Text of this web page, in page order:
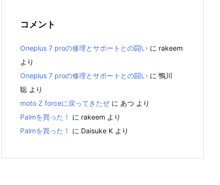
コメント
Oneplus 7 proの修理とサポートとの闘い に rakeem
より
Oneplus 7 proの修理とサポートとの闘い に 鴨川
聡 より
moto Z forceに戻ってきたぜに あつ より
Palmを買った！
に rakeem より
Palmを買った！
に Daisuke K より